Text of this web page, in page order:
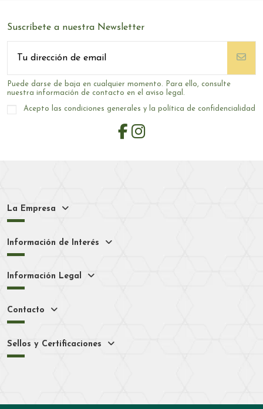
Suscríbete a nuestra Newsletter
Puede darse de baja en cualquier momento. Para ello, consulte
nuestra información de contacto en el aviso legal.
Acepto las condiciones generales y la política de confidencialidad
La Empresa
Información de Interés
Información Legal
Contacto
Sellos y Certificaciones